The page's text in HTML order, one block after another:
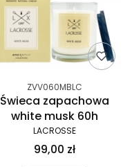
ZVV060MBLC
Świeca zapachowa
white musk 60h
LACROSSE
99,00 zł